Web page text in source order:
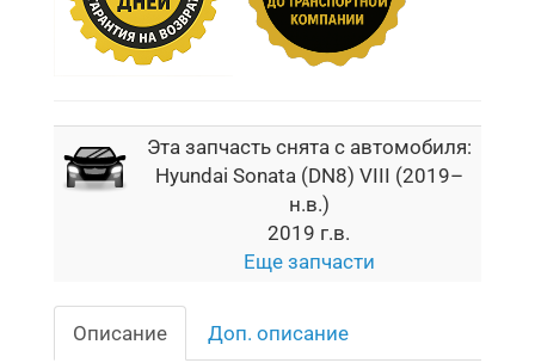
Эта запчасть снята с автомобиля:
Hyundai Sonata (DN8) VIII (2019–
н.в.)
2019 г.в.
Еще запчасти
Описание Доп. описание